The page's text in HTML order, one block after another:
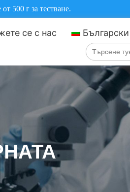
500 г за тестване.
се с нас Български
Търсене
за: